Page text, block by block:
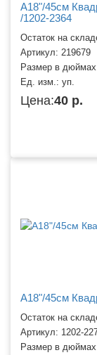
A18"/45см
/1202-2364
Остаток на
Артикул: 219679
Размер в
Ед. изм.: уп.
Цена:40 р.
A18"/45см
Остаток на
Артикул: 1202-
Размер в